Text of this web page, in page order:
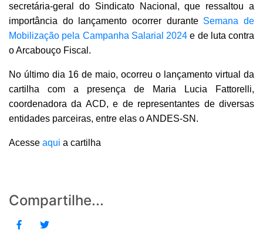
secretária-geral do Sindicato Nacional, que ressaltou a
importância do lançamento ocorrer durante Semana de
Mobilização pela Campanha Salarial 2024 e de luta contra
o Arcabouço Fiscal.
No último dia 16 de maio, ocorreu o lançamento virtual da
cartilha com a presença de Maria Lucia Fattorelli,
coordenadora da ACD, e de representantes de diversas
entidades parceiras, entre elas o ANDES-SN.
Acesse aqui a cartilha
Compartilhe...